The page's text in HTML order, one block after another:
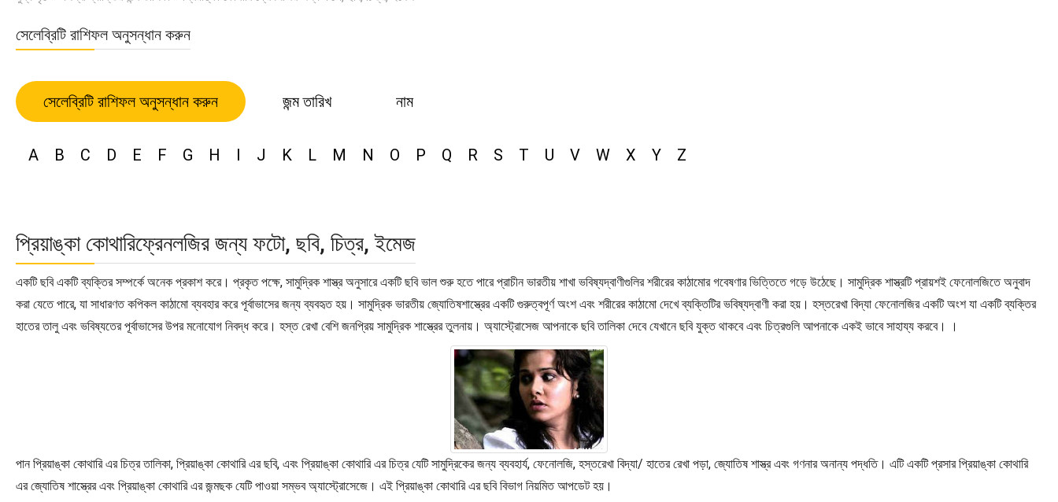
সেলেব্রিটি রাশিফল অনুসন্ধান করুন
সেলেব্রিটি রাশিফল অনুসন্ধান করুন জন্ম তারিখ নাম
A B C D E F G H I J K L M N O P Q R S T U V W X Y Z
প্রিয়াঙ্কা কোথারিফ্রেনলজির জন্য ফটো, ছবি, চিত্র, ইমেজ
একটি ছবি একটি ব্যক্তির সম্পর্কে অনেক প্রকাশ করে। প্রকৃত পক্ষে, সামুদ্রিক শাস্ত্র অনুসারে একটি ছবি ভাল শুরু হতে পারে প্রাচীন ভারতীয় শাখা ভবিষ্যদ্বাণীগুলির শরীরের কাঠামোর গবেষণার ভিত্তিতে গড়ে উঠেছে। সামুদ্রিক শাস্ত্রটি প্রায়শই ফেনোলজিতে অনুবাদ
করা যেতে পারে, যা সাধারণত কপিকল কাঠামো ব্যবহার করে পূর্বাভাসের জন্য ব্যবহৃত হয়। সামুদ্রিক ভারতীয় জ্যোতিষশাস্ত্রের একটি গুরুত্বপূর্ণ অংশ এবং শরীরের কাঠামো দেখে ব্যক্তিটির ভবিষ্যদ্বাণী করা হয়। হস্তরেখা বিদ্যা ফেনোলজির একটি অংশ যা একটি ব্যক্তির
হাতের তালু এবং ভবিষ্যতের পূর্বাভাসের উপর মনোযোগ নিবদ্ধ করে। হস্ত রেখা বেশি জনপ্রিয় সামুদ্রিক শাস্ত্রের তুলনায়। অ্যাস্ট্রোসেজ আপনাকে ছবি তালিকা দেবে যেখানে ছবি যুক্ত থাকবে এবং চিত্রগুলি আপনাকে একই ভাবে সাহায্য করবে। ।
পান প্রিয়াঙ্কা কোথারি এর চিত্র তালিকা, প্রিয়াঙ্কা কোথারি এর ছবি, এবং প্রিয়াঙ্কা কোথারি এর চিত্র যেটি সামুদ্রিকের জন্য ব্যবহার্য, ফেনোলজি, হস্তরেখা বিদ্যা/ হাতের রেখা পড়া, জ্যোতিষ শাস্ত্র এবং গণনার অনান্য পদ্ধতি। এটি একটি প্রসার প্রিয়াঙ্কা কোথারি
এর জ্যোতিষ শাস্ত্রের এবং প্রিয়াঙ্কা কোথারি এর জন্মছক যেটি পাওয়া সম্ভব অ্যাস্ট্রোসেজে। এই প্রিয়াঙ্কা কোথারি এর ছবি বিভাগ নিয়মিত আপডেট হয়।